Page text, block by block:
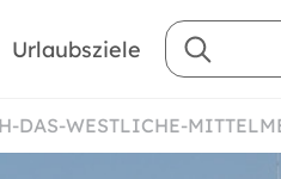
Urlaubsziele
DAS-WESTLICHE-